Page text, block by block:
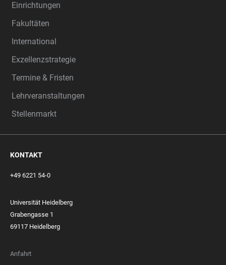
Einrichtungen
Fakultäten
International
Exzellenzstrategie
Termine & Fristen
Lehrveranstaltungen
Stellenmarkt
KONTAKT
+49 6221 54-0
Universität Heidelberg
Grabengasse 1
69117 Heidelberg
Anfahrt